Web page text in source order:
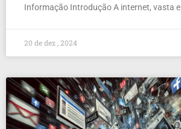
Informação Introdução A internet, vasta e
20 de dez , 2024